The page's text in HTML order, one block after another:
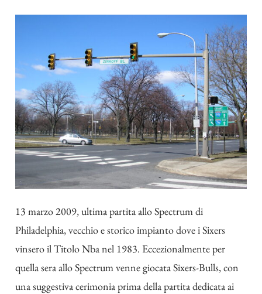
13 marzo 2009, ultima partita allo Spectrum di
Philadelphia, vecchio e storico impianto dove i Sixers
vinsero il Titolo Nba nel 1983. Eccezionalmente per
quella sera allo Spectrum venne giocata Sixers-Bulls, con
una suggestiva cerimonia prima della partita dedicata ai